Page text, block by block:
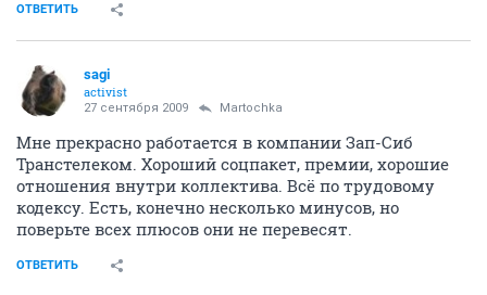
ОТВЕТИТЬ
sagi
activist
27 сентября 2009 Martochka
Мне прекрасно работается в компании Зап-Сиб
Транстелеком. Хороший соцпакет, премии, хорошие
отношения внутри коллектива. Всё по трудовому
кодексу. Есть, конечно несколько минусов, но
поверьте всех плюсов они не перевесят.
ОТВЕТИТЬ